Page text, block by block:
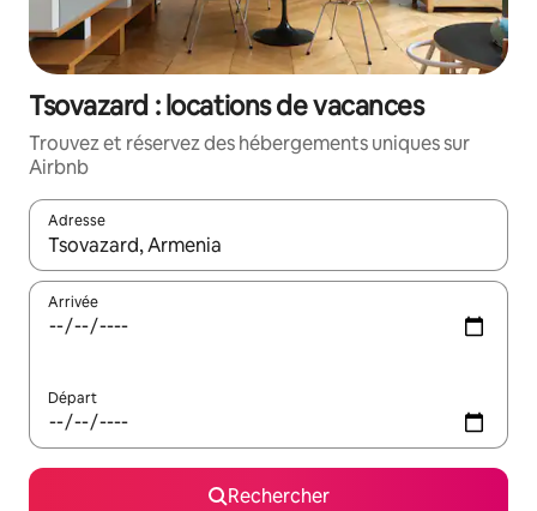
Tsovazard : locations de vacances
Trouvez et réservez des hébergements uniques sur
Airbnb
Adresse
Lorsque les résultats s'affichent, utilisez les flèches vers le
Arrivée
Départ
Rechercher